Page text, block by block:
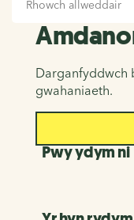
Amdanom ni
Darganfyddwch
gwahaniaeth.
Pwy ydym ni